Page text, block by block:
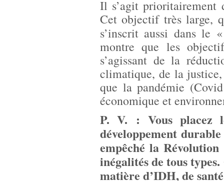
Il s’agit prioritairement
Cet objectif très large,
s’inscrit aussi dans le
montre que les
s’agissant de la
climatique, de la
que la pandémie
économique et
P. V. : Vous placez
développement
empêché la
inégalités de tous
matière d’IDH, de